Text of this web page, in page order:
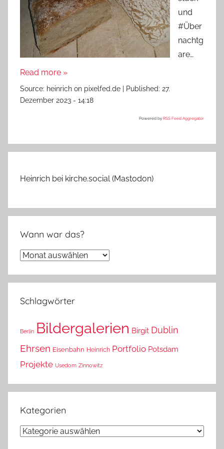
und
#Über
nachtg
are…
Read more »
Source: heinrich on pixelfed.de Published: 27.
Dezember 2023 - 14:18
Powered by RSS Feed Aggregator
Heinrich bei kirche.social (Mastodon)
Wann war das?
Wann
das?
Schlagwörter
Berlin Bildergalerien Birgit Dublin
Ehrsen Eisenbahn Heinrich Portfolio Potsdam
Projekte Usedom Zinnowitz
Kategorien
Kategorien